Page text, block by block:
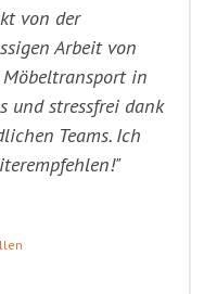
von der
Arbeit von
Möbeltransport in
und stressfrei dank
Teams. Ich